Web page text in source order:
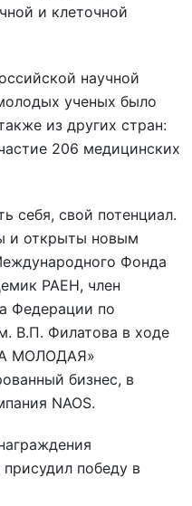
и клеточной
научной
ученых было
из других стран:
206 медицинских
себя, свой потенциал.
и открыты новым
Фонда
РАЕН, член
Федерации по
В.П. Филатова в ходе
МОЛОДАЯ»
бизнес, в
NAOS.
победу в